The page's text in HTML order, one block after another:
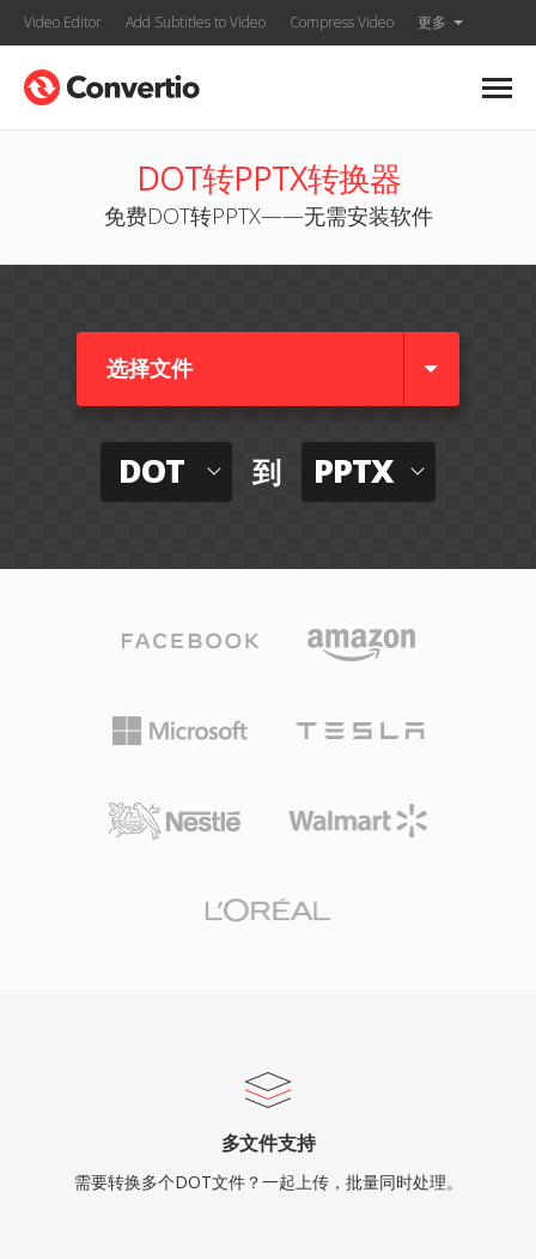
Video Editor Add Subtitles to Video Compress Video 更多
DOT转PPTX转换器
免费DOT转PPTX——无需安装软件
选择文件
DOT 到 PPTX
多文件支持
需要转换多个DOT文件？一起上传，批量同时处理。